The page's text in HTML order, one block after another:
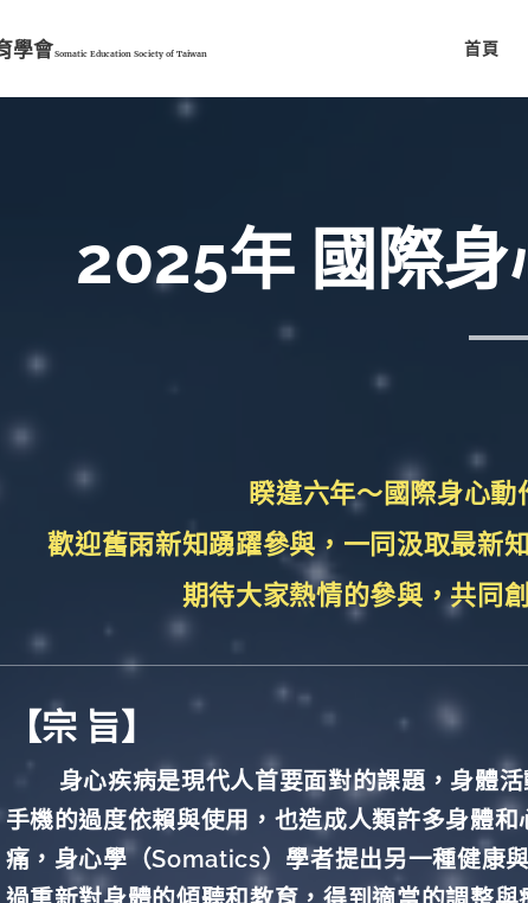
學會Somatic Education Society of Taiwan 首頁
2025年 國際
睽違六年～國際身心動
歡迎舊雨新知踴躍參與，一同汲取最新
期待大家熱情的參與，共同
【宗 旨】
身心疾病是現代人首要面對的課題，身體
手機的過度依賴與使用，也造成人類許多身體
痛，身心學（Somatics）學者提出另一種健康